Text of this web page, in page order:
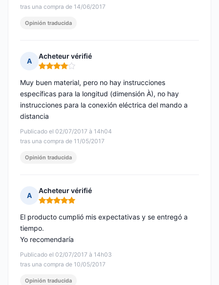
tras una compra de 14/06/2017
Opinión traducida
A
Acheteur vérifié
Nota: 4 de 5
Publicado el 02/07/2017 à 14h04
tras una compra de 11/05/2017
Muy buen material, pero no hay instrucciones
específicas para la longitud (dimensión À), no hay
instrucciones para la conexión eléctrica del mando a
distancia
Opinión traducida
A
Acheteur vérifié
Nota: 5 de 5
Publicado el 02/07/2017 à 14h03
tras una compra de 10/05/2017
El producto cumplió mis expectativas y se entregó a
tiempo.
Yo recomendaría
Opinión traducida